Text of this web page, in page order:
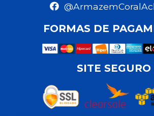
FORMAS DE
SITE SEGURO